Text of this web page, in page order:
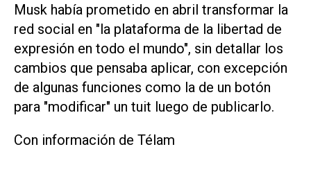
Musk había prometido en abril transformar la
red social en "la plataforma de la libertad de
expresión en todo el mundo", sin detallar los
cambios que pensaba aplicar, con excepción
de algunas funciones como la de un botón
para "modificar" un tuit luego de publicarlo.
Con información de Télam